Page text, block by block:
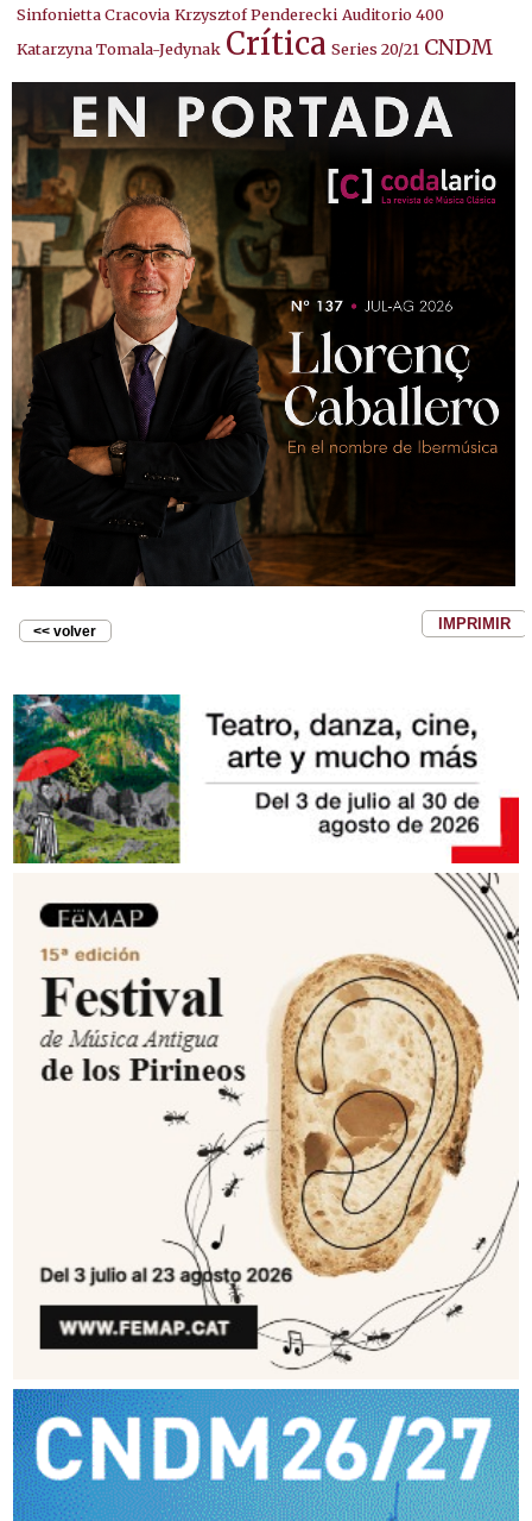
Sinfonietta Cracovia Krzysztof Penderecki Auditorio 400
Katarzyna Tomala-Jedynak Crítica Series 20/21 CNDM
<< volver IMPRIMIR